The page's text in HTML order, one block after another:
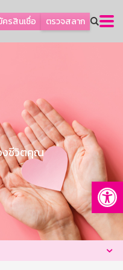
รสินเชื่อ ตรวจสลาก
งชีวิตคุณ